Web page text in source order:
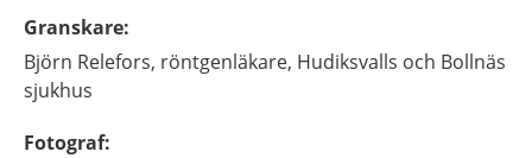
Granskare:
Björn Relefors, röntgenläkare, Hudiksvalls och Bollnäs
sjukhus
Fotograf: